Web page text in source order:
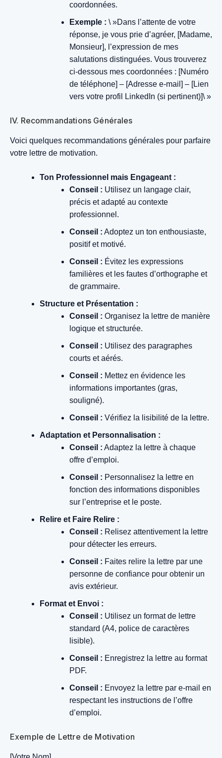
coordonnées.
Exemple : \ »Dans l’attente de votre
réponse, je vous prie d’agréer, [Madame,
Monsieur], l’expression de mes
salutations distinguées. Vous trouverez
ci-dessous mes coordonnées : [Numéro
de téléphone] – [Adresse e-mail] – [Lien
vers votre profil LinkedIn (si pertinent)]\ »
IV. Recommandations Générales
Voici quelques recommandations générales pour parfaire
votre lettre de motivation.
Ton Professionnel mais Engageant :
Conseil : Utilisez un langage clair,
précis et adapté au contexte
professionnel.
Conseil : Adoptez un ton enthousiaste,
positif et motivé.
Conseil : Évitez les expressions
familières et les fautes d’orthographe et
de grammaire.
Structure et Présentation :
Conseil : Organisez la lettre de manière
logique et structurée.
Conseil : Utilisez des paragraphes
courts et aérés.
Conseil : Mettez en évidence les
informations importantes (gras,
souligné).
Conseil : Vérifiez la lisibilité de la lettre.
Adaptation et Personnalisation :
Conseil : Adaptez la lettre à chaque
offre d’emploi.
Conseil : Personnalisez la lettre en
fonction des informations disponibles
sur l’entreprise et le poste.
Relire et Faire Relire :
Conseil : Relisez attentivement la lettre
pour détecter les erreurs.
Conseil : Faites relire la lettre par une
personne de confiance pour obtenir un
avis extérieur.
Format et Envoi :
Conseil : Utilisez un format de lettre
standard (A4, police de caractères
lisible).
Conseil : Enregistrez la lettre au format
PDF.
Conseil : Envoyez la lettre par e-mail en
respectant les instructions de l’offre
d’emploi.
Exemple de Lettre de Motivation